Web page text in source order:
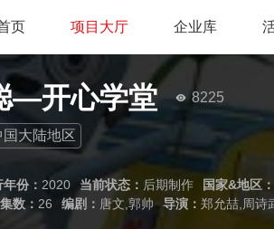
页 项目大厅 企业库
—开心学堂 8225
国大陆地区
份： 2020 当前状态： 后期制作 国家&地区：
集数： 26 编剧： 唐文,郭帅 导演： 郑允喆,周诗